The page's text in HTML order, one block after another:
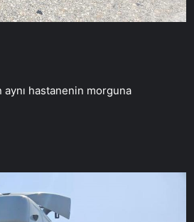
hastanenin morguna